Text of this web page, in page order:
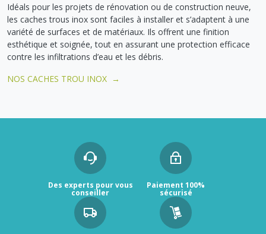
Idéals pour les projets de rénovation ou de construction neuve,
les caches trous inox sont faciles à installer et s’adaptent à une
variété de surfaces et de matériaux. Ils offrent une finition
esthétique et soignée, tout en assurant une protection efficace
contre les infiltrations d’eau et les débris.
NOS CACHES TROU INOX →
Des experts pour vous
conseiller
Paiement 100%
sécurisé